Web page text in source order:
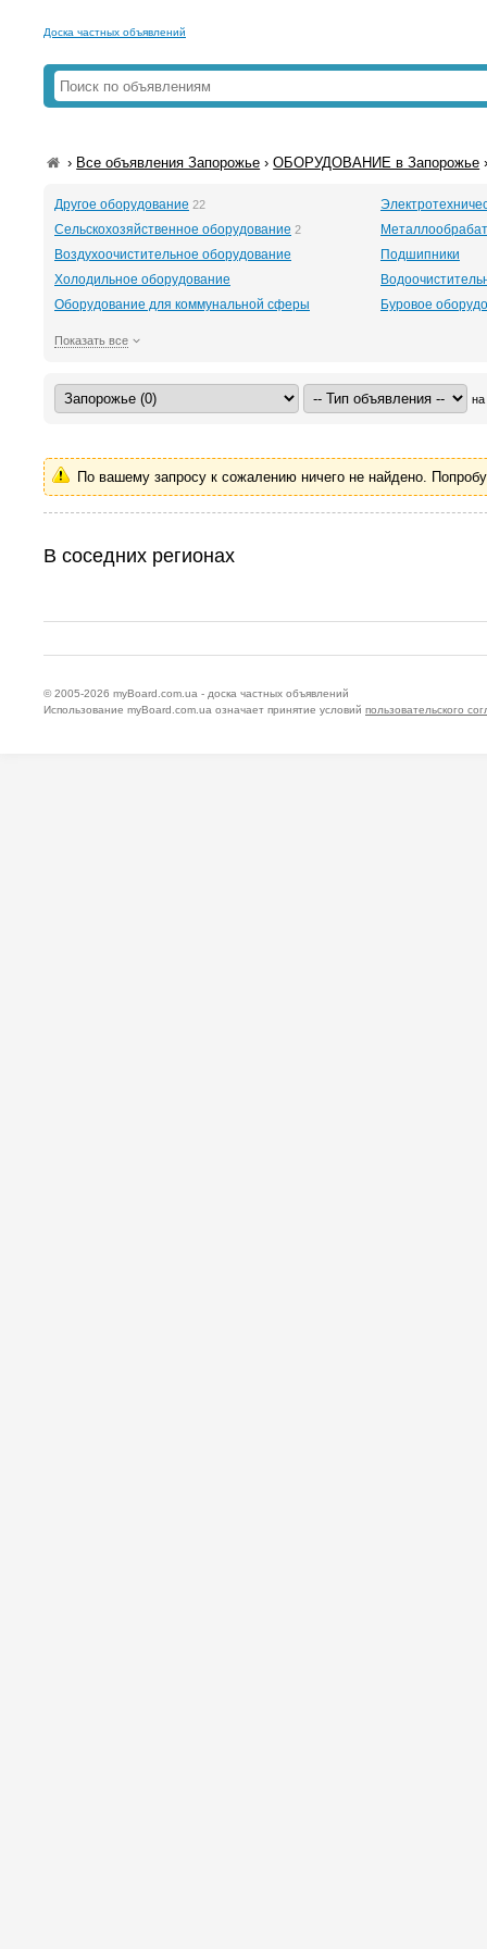
Доска частных объявлений
› Все объявления Запорожье ›ОБОРУДОВАНИЕ в Запорожье
Другое оборудование 22
Сельскохозяйственное оборудование 2
Воздухоочистительное оборудование
Подшипники
Холодильное оборудование
Оборудование для коммунальной сферы
Буровое
Показать все
на
По вашему запросу к сожалению ничего не найдено.
В соседних регионах
© 2005-2026 myBoard.com.ua - доска частных объявлений
Использование myBoard.com.ua означает принятие условий пользовательского